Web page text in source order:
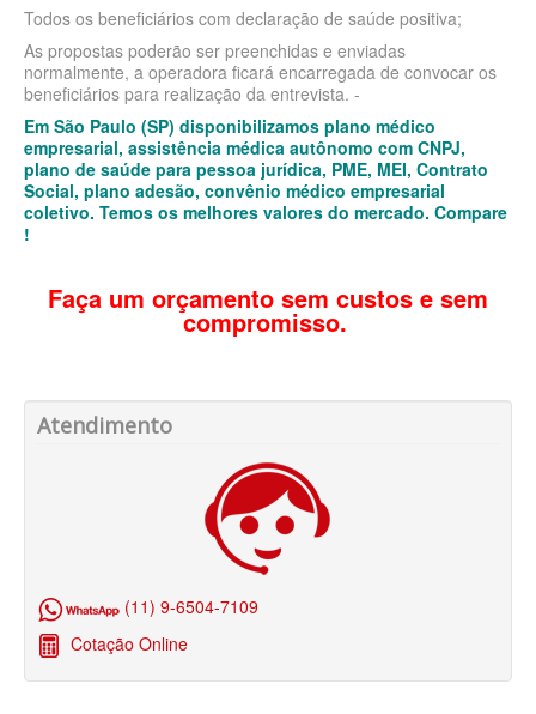
PLANO DE SAÚDE PREVENT
PLANO DE SAÚDE SÃO CRISTÓVÃO
PLANO DE SAÚDE SÃO MIGUEL
PLANO DE SAÚDE SANTA HELENA
PLANO DE SAÚDE SANTAMALIA
PLANO DE SAÚDE TRANSMONTANO
PLANO DE SAÚDE UNIMED
PLANO DE SAÚDE UNIMED GUARULHOS
CLASSES PLANO DE SAÚDE ADESÃO
CRUZ AZUL PLANO DE SAÚDE ADESÃO
CUIDAR ME PLANO DE SAÚDE ADESÃO
GARANTIA GS PLANO DE SAÚDE ADESÃO
GOLDEN CROSS PLANO DE SAÚDE ADESÃO
MEDIAL PLANO DE SAÚDE ADESÃO
SANTARIS PLANO DE SAÚDE ADESÃO
SANTA HELENA PLANO DE SAÚDE ADESÃO
Todos os beneficiários com declaração de saúde positiva;
As propostas poderão ser preenchidas e enviadas
normalmente, a operadora ficará encarregada de convocar os
beneficiários para realização da entrevista. -
Em São Paulo (SP) disponibilizamos plano médico
empresarial, assistência médica autônomo com CNPJ,
plano de saúde para pessoa jurídica, PME, MEI, Contrato
Social, plano adesão, convênio médico empresarial
coletivo. Temos os melhores valores do mercado. Compare
!
Faça um orçamento sem custos e sem
compromisso.
Atendimento
(11) 9-6504-7109
Cotação Online